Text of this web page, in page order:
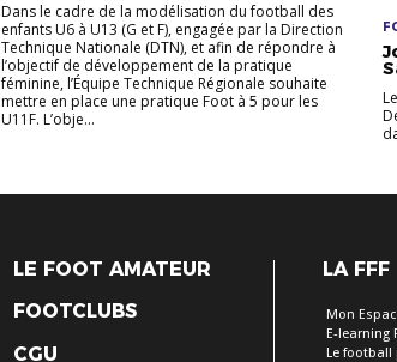
Dans le cadre de la modélisation du football des
enfants U6 à U13 (G et F), engagée par la Direction
Technique Nationale (DTN), et afin de répondre à
l’objectif de développement de la pratique
féminine, l’Équipe Technique Régionale souhaite
mettre en place une pratique Foot à 5 pour les
U11F. L’obje...
LE FOOT AMATEUR
FOOTCLUBS
CGU
LA FFF
Mon
E-learning
Le